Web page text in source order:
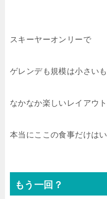
スキーヤーオンリーで
ゲレンデも規模は小さい
なかなか楽しいレイアウト
本当にここの食事だけは
もう一回？